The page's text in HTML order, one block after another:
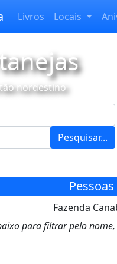
Livros Locais
nordestino
Pesquisar...
Fazenda
para filtrar pelo